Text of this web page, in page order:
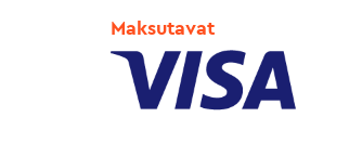
Maksutavat